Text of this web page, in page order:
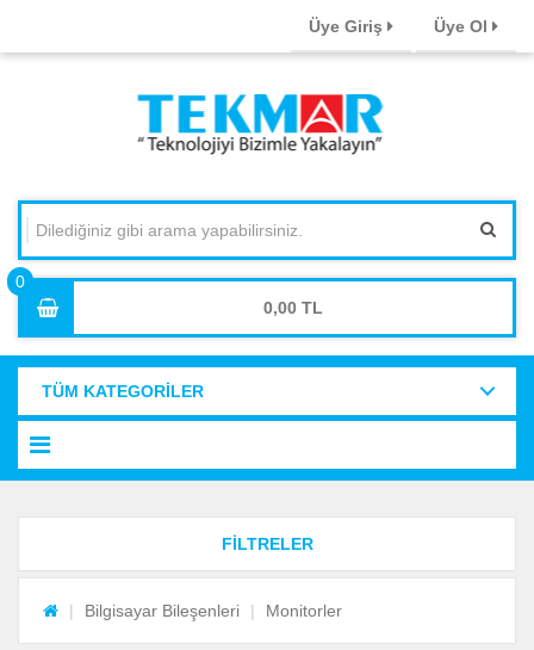
Üye Giriş Üye Ol
0,00
TÜM KATEGORİLER
FİLTRELER
Bilgisayar Bileşenleri Monitorler